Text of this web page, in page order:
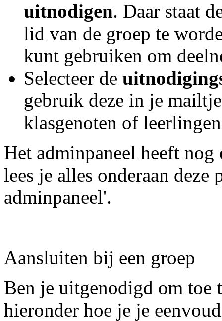
uitnodigen. Daar staat
lid van de groep te
kunt gebruiken om
Selecteer de
gebruik deze in je
klasgenoten of
Het adminpaneel heeft
lees je alles onderaan
adminpaneel'.
Aansluiten bij een groep
Ben je uitgenodigd om toe
hieronder hoe je je